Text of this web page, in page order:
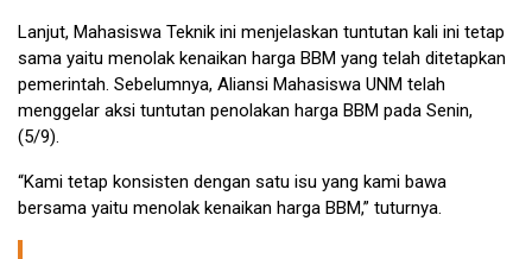
Lanjut, Mahasiswa Teknik ini menjelaskan tuntutan kali ini tetap
sama yaitu menolak kenaikan harga BBM yang telah ditetapkan
pemerintah. Sebelumnya, Aliansi Mahasiswa UNM telah
menggelar aksi tuntutan penolakan harga BBM pada Senin,
(5/9).
“Kami tetap konsisten dengan satu isu yang kami bawa
bersama yaitu menolak kenaikan harga BBM,” tuturnya.